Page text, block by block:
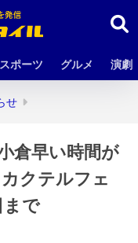
スポーツ グルメ 演劇
せ
倉早い時間が
クテルフェ
で